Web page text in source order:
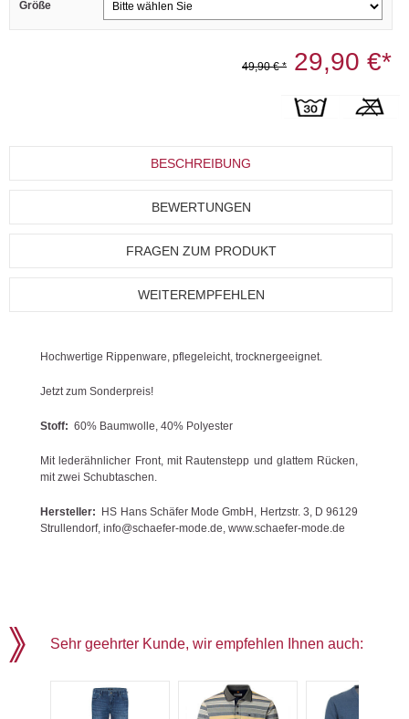
Größe
49,90 € * 29,90 €*
BESCHREIBUNG
BEWERTUNGEN
FRAGEN ZUM PRODUKT
WEITEREMPFEHLEN
Hochwertige Rippenware, pflegeleicht, trocknergeeignet.
Jetzt zum Sonderpreis!
Stoff: 60% Baumwolle, 40% Polyester
Mit lederähnlicher Front, mit Rautenstepp und glattem Rücken,
mit zwei Schubtaschen.
Hersteller: HS Hans Schäfer Mode GmbH, Hertzstr. 3, D 96129
Strullendorf, info@schaefer-mode.de, www.schaefer-mode.de
Sehr geehrter Kunde, wir empfehlen Ihnen auch: